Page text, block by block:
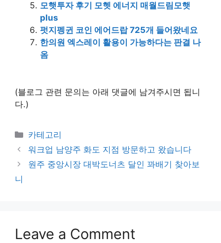
모햇투자 후기 모헷 에너지 매월드림모햇
plus
펏지펭귄 코인 에어드랍 725개 들어왔네요
한의원 엑스레이 활용이 가능하다는 판결 나
옴
(블로그 관련 문의는 아래 댓글에 남겨주시면 됩니
다.)
Categories
카테고리
워크업 남양주 화도 지점 방문하고 왔습니다
원주 중앙시장 대박도너츠 달인 꽈배기 찾아보
니
Leave a Comment